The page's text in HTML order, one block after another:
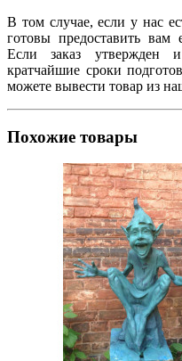
В том случае, если у нас
готовы предоставить
Если заказ утвержден
кратчайшие сроки
можете вывести товар из
Похожие товары